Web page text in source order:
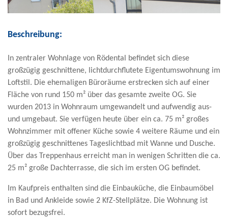
Beschreibung:
In zentraler Wohnlage von Rödental befindet sich diese
großzügig geschnittene, lichtdurchflutete Eigentumswohnung im
Loftstil. Die ehemaligen Büroräume erstrecken sich auf einer
Fläche von rund 150 m² über das gesamte zweite OG. Sie
wurden 2013 in Wohnraum umgewandelt und aufwendig aus-
und umgebaut. Sie verfügen heute über ein ca. 75 m² großes
Wohnzimmer mit offener Küche sowie 4 weitere Räume und ein
großzügig geschnittenes Tageslichtbad mit Wanne und Dusche.
Über das Treppenhaus erreicht man in wenigen Schritten die ca.
25 m² große Dachterrasse, die sich im ersten OG befindet.
Im Kaufpreis enthalten sind die Einbauküche, die Einbaumöbel
in Bad und Ankleide sowie 2 KfZ-Stellplätze. Die Wohnung ist
sofort bezugsfrei.